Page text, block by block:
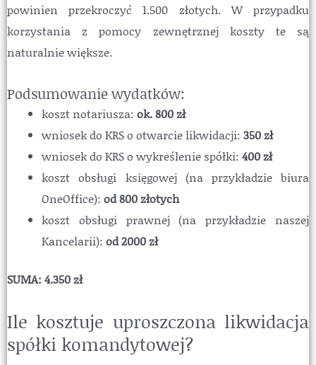
powinien przekroczyć 1.500 złotych. W przypadku
korzystania z pomocy zewnętrznej koszty te są
naturalnie większe.
Podsumowanie wydatków:
koszt notariusza:ok. 800 zł
wniosek do KRS o otwarcie likwidacji:350 zł
wniosek do KRS o wykreślenie spółki: 400 zł
koszt obsługi księgowej (na przykładzie biura
OneOffice):od 800 złotych
koszt obsługi prawnej (na przykładzie naszej
Kancelarii):od 2000 zł
SUMA: 4.350 zł
Ile kosztuje uproszczona likwidacja
spółki komandytowej?